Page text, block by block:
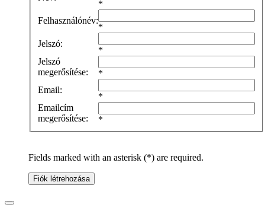
*
Felhasználónév:
*
Jelszó:
*
Jelszó
megerősítése:
*
Email:
*
Emailcím
megerősítése:
*
Fields marked with an asterisk (*) are required.
Fiók létrehozása